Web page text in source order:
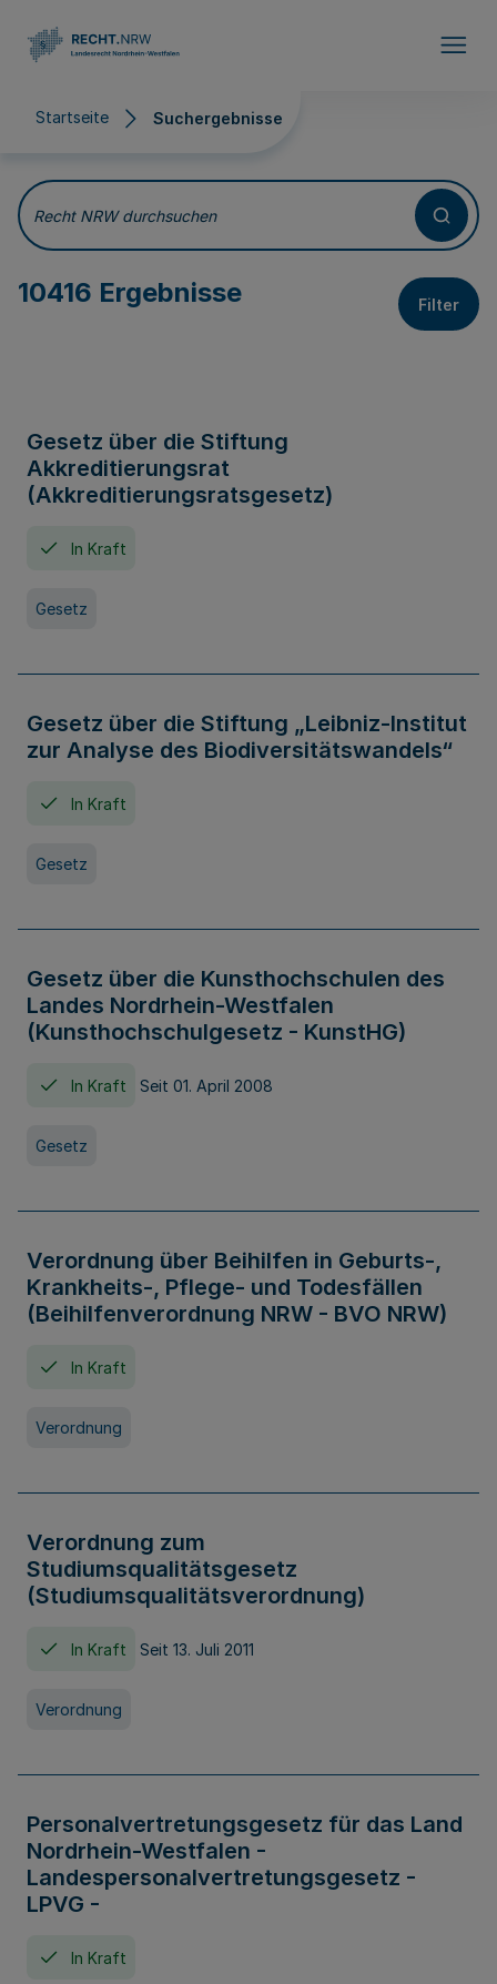
Startseite Suchergebnisse
Suchergebnisse
Recht NRW durchsuchen
10416 Ergebnisse Filter
Gesetz über die Stiftung
Akkreditierungsrat
(Akkreditierungsratsgesetz)
In Kraft
Gesetz
Gesetz über die Stiftung „Leibniz-Institut
zur Analyse des Biodiversitätswandels“
In Kraft
Gesetz
Gesetz über die Kunsthochschulen des
Landes Nordrhein-Westfalen
(Kunsthochschulgesetz - KunstHG)
In Kraft Seit 01. April 2008
Gesetz
Verordnung über Beihilfen in Geburts-,
Krankheits-, Pflege- und Todesfällen
(Beihilfenverordnung NRW - BVO NRW)
In Kraft
Verordnung
Verordnung zum
Studiumsqualitätsgesetz
(Studiumsqualitätsverordnung)
In Kraft Seit 13. Juli 2011
Verordnung
Personalvertretungsgesetz für das Land
Nordrhein-Westfalen -
Landespersonalvertretungsgesetz -
LPVG -
In Kraft